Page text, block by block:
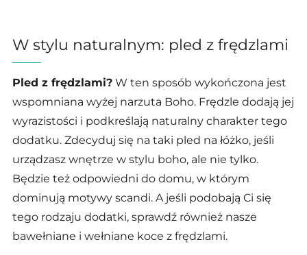
W stylu naturalnym: pled z frędzlami
Pled z frędzlami? W ten sposób wykończona jest
wspomniana wyżej narzuta Boho. Frędzle dodają jej
wyrazistości i podkreślają naturalny charakter tego
dodatku. Zdecyduj się na taki pled na łóżko, jeśli
urządzasz wnętrze w stylu boho, ale nie tylko.
Będzie też odpowiedni do domu, w którym
dominują motywy scandi. A jeśli podobają Ci się
tego rodzaju dodatki, sprawdź również nasze
bawełniane i wełniane koce z frędzlami.